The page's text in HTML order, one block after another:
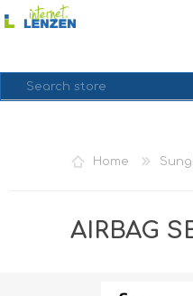
LOG IN
Home
AIRBAG